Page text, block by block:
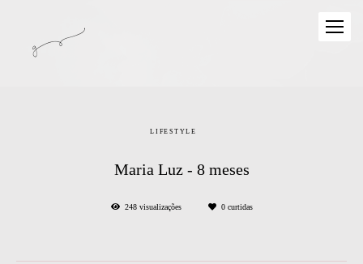
LIFESTYLE
Maria Luz - 8 meses
248visualizações 0curtidas